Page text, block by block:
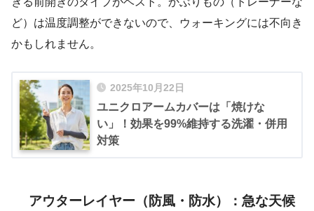
ど）は温度調整ができないので、ウォーキングには不向き
かもしれません。
2025年10月22日
ユニクロアームカバーは「焼けな
い」！効果を99%維持する洗濯・併用
対策
アウターレイヤー（防風・防水）：急な天候